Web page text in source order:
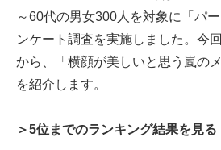
～60代の男女300人を対象に「パ
ンケート調査を実施しました。今
から、「横顔が美しいと思う嵐の
を紹介します。
＞5位までのランキング結果を見る